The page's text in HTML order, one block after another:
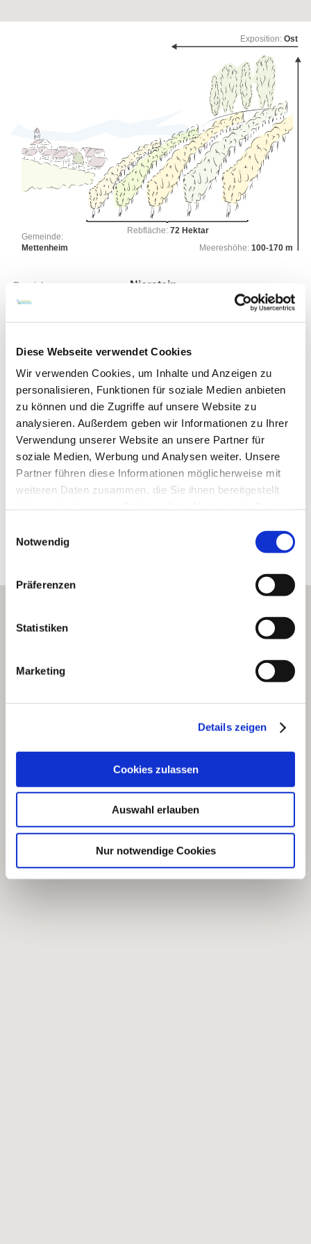
Diese Webseite verwendet Cookies
Wir verwenden Cookies, um Inhalte und Anzeigen zu
personalisieren, Funktionen für soziale Medien anbieten
zu können und die Zugriffe auf unsere Website zu
analysieren. Außerdem geben wir Informationen zu Ihrer
Verwendung unserer Website an unsere Partner für
soziale Medien, Werbung und Analysen weiter. Unsere
Partner führen diese Informationen möglicherweise mit
weiteren Daten zusammen, die Sie ihnen bereitgestellt
Notwendig
Präferenzen
Statistiken
Marketing
Details zeigen
Cookies zulassen
Auswahl erlauben
Nur notwendige Cookies
Rebfläche:72 Hektar
Gemeinde:
Mettenheim
Meereshöhe: 100-170 m
Exposition: Ost
Bereich: Nierstein
Region:
Gemarkung: Mettenheim
Bodenarten
LÖSS/PARARENDZINA
Erkunden Sie die Umgebung
Weingüter